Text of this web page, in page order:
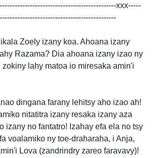
xxx-----
Zoely izany koa. Ahoana izany
Razama? Dia ahoana izany izao ny
lahy matoa io miresaka amin'i
dingana farany lehitsy aho izao ah!
nitatitra izany resaka izany aza
izany no fantatro! Izahay efa ela no tsy
voalamiko ny toe-draharaha, i Anja,
Lova (zandrindry zareo faravavy)!